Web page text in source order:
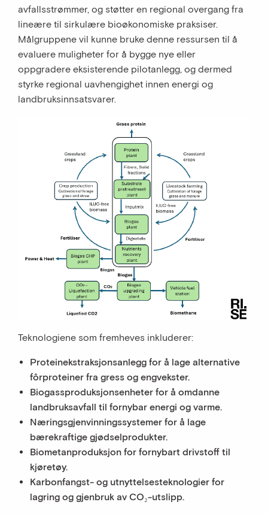
avfallsstrømmer, og støtter en regional overgang fra
lineære til sirkulære bioøkonomiske praksiser.
Målgruppene vil kunne bruke denne ressursen til å
evaluere muligheter for å bygge nye eller
oppgradere eksisterende pilotanlegg, og dermed
styrke regional uavhengighet innen energi og
landbruksinnsatsvarer.
Teknologiene som fremheves inkluderer:
Proteinekstraksjonsanlegg for å lage alternative
fôrproteiner fra gress og engvekster.
Biogassproduksjonsenheter for å omdanne
landbruksavfall til fornybar energi og varme.
Næringsgjenvinningssystemer for å lage
bærekraftige gjødselprodukter.
Biometanproduksjon for fornybart drivstoff til
kjøretøy.
Karbonfangst- og utnyttelsesteknologier for
lagring og gjenbruk av CO₂-utslipp.